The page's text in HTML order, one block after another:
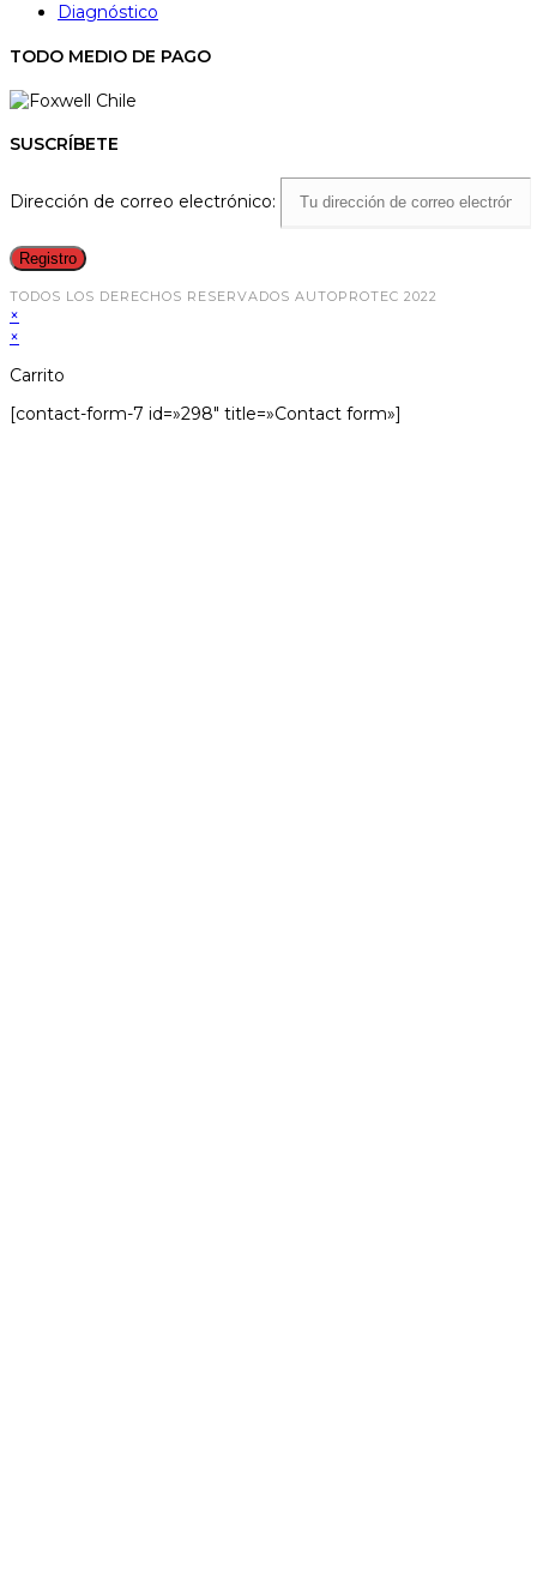
Diagnóstico
TODO MEDIO DE PAGO
SUSCRÍBETE
Dirección de correo electrónico:
TODOS LOS DERECHOS RESERVADOS AUTOPROTEC 2022
×
×
Carrito
[contact-form-7 id=»298″ title=»Contact form»]